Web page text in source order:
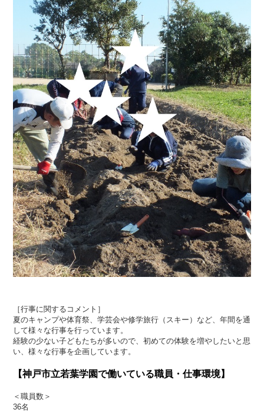
［行事に関するコメント］
夏のキャンプや体育祭、学芸会や修学旅行（スキー）など、年間を通
して様々な行事を行っています。
経験の少ない子どもたちが多いので、初めての体験を増やしたいと思
い、様々な行事を企画しています。
【神戸市立若葉学園で働いている職員・仕事環境】
＜職員数＞
36名